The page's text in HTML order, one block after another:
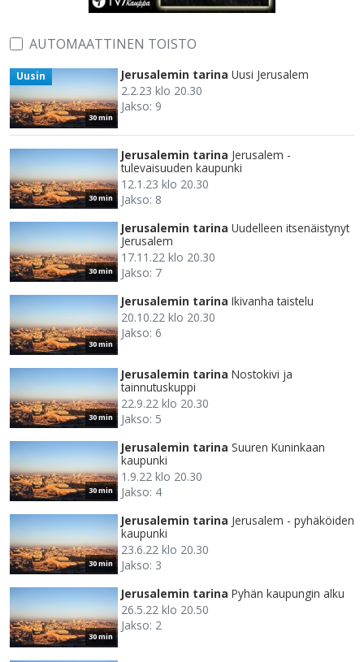
AUTOMAATTINEN TOISTO
30 min
Uusin Jerusalemin tarina Uusi Jerusalem
2.2.23 klo 20.30
Jakso: 9
30 min
Jerusalemin tarina Jerusalem -
tulevaisuuden kaupunki
12.1.23 klo 20.30
Jakso: 8
30 min
Jerusalemin tarina Uudelleen itsenäistynyt
Jerusalem
17.11.22 klo 20.30
Jakso: 7
30 min
Jerusalemin tarina Ikivanha taistelu
20.10.22 klo 20.30
Jakso: 6
30 min
Jerusalemin tarina Nostokivi ja
tainnutuskuppi
22.9.22 klo 20.30
Jakso: 5
30 min
Jerusalemin tarina Suuren Kuninkaan
kaupunki
1.9.22 klo 20.30
Jakso: 4
30 min
Jerusalemin tarina Jerusalem - pyhäköiden
kaupunki
23.6.22 klo 20.30
Jakso: 3
30 min
Jerusalemin tarina Pyhän kaupungin alku
26.5.22 klo 20.50
Jakso: 2